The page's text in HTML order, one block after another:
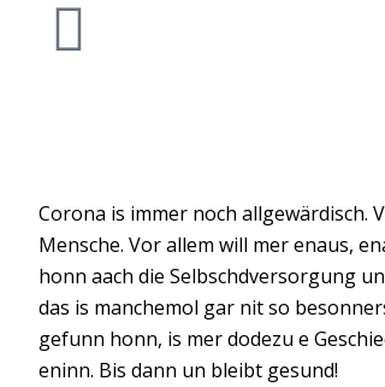
Corona is immer noch allgewärdisch.
Mensche. Vor allem will mer enaus,
honn aach die Selbschdversorgung
das is manchemol gar nit so
gefunn honn, is mer dodezu e
eninn. Bis dann un bleibt gesund!